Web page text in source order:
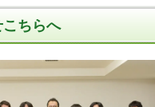
ちらへ